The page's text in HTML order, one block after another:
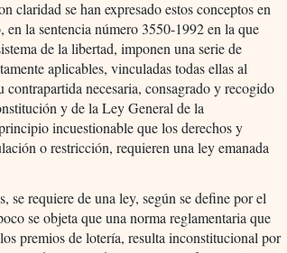
claridad se han expresado estos conceptos en
la sentencia número 3550-1992 en la que
de la libertad, imponen una serie de
aplicables, vinculadas todas ellas al
necesaria, consagrado y recogido
y de la Ley General de la
incuestionable que los derechos y
o restricción, requieren una ley emanada
se requiere de una ley, según se define por el
se objeta que una norma reglamentaria que
premios de lotería, resulta inconstitucional por